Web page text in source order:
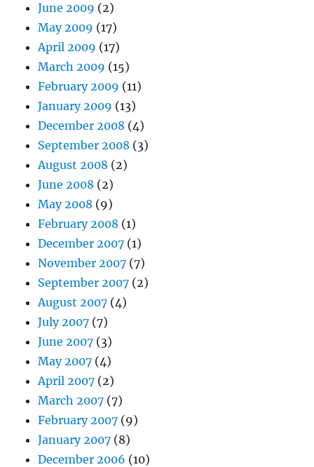
June 2009 (2)
May 2009 (17)
April 2009 (17)
March 2009 (15)
February 2009 (11)
January 2009 (13)
December 2008 (4)
September 2008 (3)
August 2008 (2)
June 2008 (2)
May 2008 (9)
February 2008 (1)
December 2007 (1)
November 2007 (7)
September 2007 (2)
August 2007 (4)
July 2007 (7)
June 2007 (3)
May 2007 (4)
April 2007 (2)
March 2007 (7)
February 2007 (9)
January 2007 (8)
December 2006 (10)